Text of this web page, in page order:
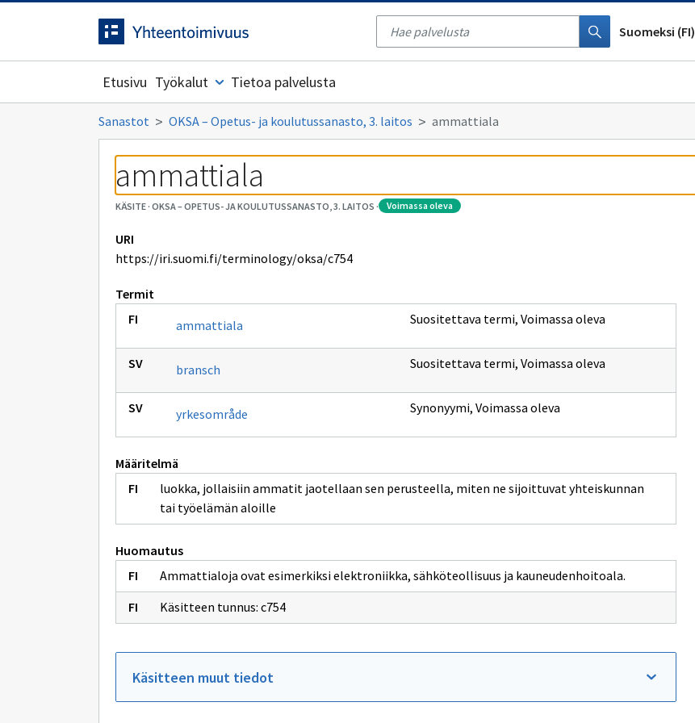
Siirrytty
Tyhjennä
haku
Suomeksi (FI)
Etusivu Työkalut Tietoa palvelusta
Sanastot OKSA – Opetus- ja koulutussanasto, 3. laitos ammattiala
ammattiala
KÄSITE· OKSA – OPETUS- JA KOULUTUSSANASTO, 3. LAITOS · voimassa oleva
URI
https://iri.suomi.fi/terminology/oksa/c754
Termit
ammattiala
Suositettava termi, Voimassa oleva
bransch Suositettava termi, Voimassa oleva
yrkesområde Synonyymi, Voimassa oleva
Määritelmä
luokka, jollaisiin ammatit jaotellaan sen perusteella, miten ne sijoittuvat yhteiskunnan
tai työelämän aloille
Huomautus
Ammattialoja ovat esimerkiksi elektroniikka, sähköteollisuus ja kauneudenhoitoala.
Käsitteen tunnus: c754
Käsitteen muut tiedot